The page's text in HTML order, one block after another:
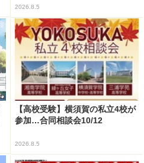
2026.8.5
【高校受験】横須賀の私立4校が
参加…合同相談会10/12
2026.8.5